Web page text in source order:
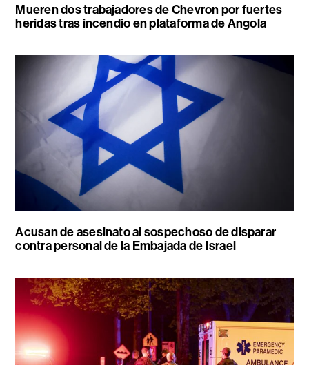
Mueren dos trabajadores de Chevron por fuertes
heridas tras incendio en plataforma de Angola
Acusan de asesinato al sospechoso de disparar
contra personal de la Embajada de Israel